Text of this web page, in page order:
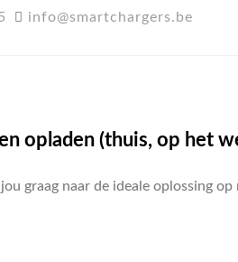
info@smartchargers.be
opladen (thuis, op het
graag naar de ideale oplossing